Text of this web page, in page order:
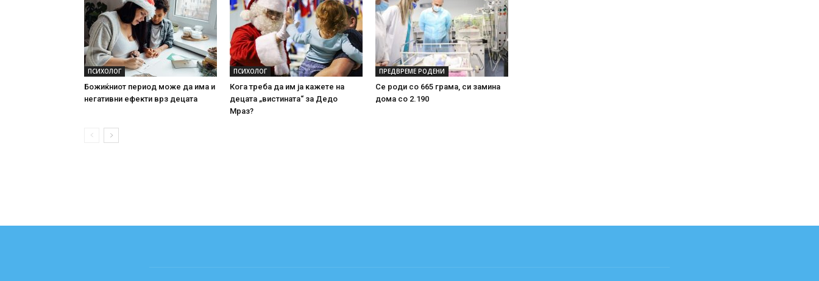
ПСИХОЛОГ
Божиќниот период може да има и
негативни ефекти врз децата
ПСИХОЛОГ
Кога треба да им ја кажете на
децата „вистината“ за Дедо
Мраз?
ПРЕДВРЕМЕ РОДЕНИ
Се роди со 665 грама, си замина
дома со 2.190